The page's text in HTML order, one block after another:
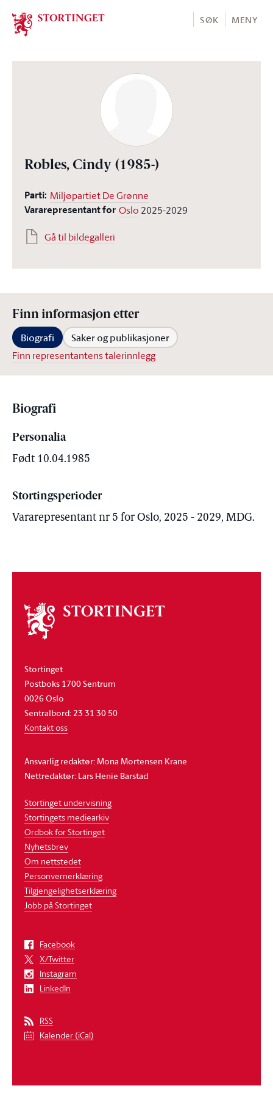
Stortinget.no
SØK MENY
Robles, Cindy (1985-)
Parti: Miljøpartiet De Grønne
Vararepresentant for Oslo 2025-2029
Gå til bildegalleri
Finn informasjon etter
Biografi Saker og publikasjoner
Finn representantens talerinnlegg
Biografi
Personalia
Født 10.04.1985
Stortingsperioder
Vararepresentant nr 5 for Oslo, 2025 - 2029, MDG.
Om
stortinget
Stortinget
Postboks 1700 Sentrum
0026 Oslo
Sentralbord: 23 31 30 50
Kontakt oss
Ansvarlig redaktør: Mona Mortensen Krane
Nettredaktør: Lars Henie Barstad
Stortinget undervisning
Stortingets mediearkiv
Ordbok for Stortinget
Nyhetsbrev
Om nettstedet
Personvernerklæring
Tilgjengelighetserklæring
Jobb på Stortinget
Facebook
X/Twitter
Instagram
LinkedIn
RSS
Kalender (iCal)